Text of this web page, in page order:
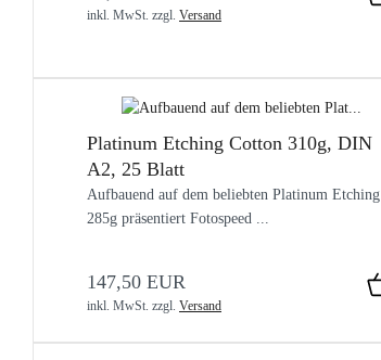
inkl. MwSt. zzgl. Versand
Platinum Etching Cotton 310g, DIN
A2, 25 Blatt
Aufbauend auf dem beliebten Platinum Etching
285g präsentiert Fotospeed ...
147,50 EUR
inkl. MwSt. zzgl. Versand